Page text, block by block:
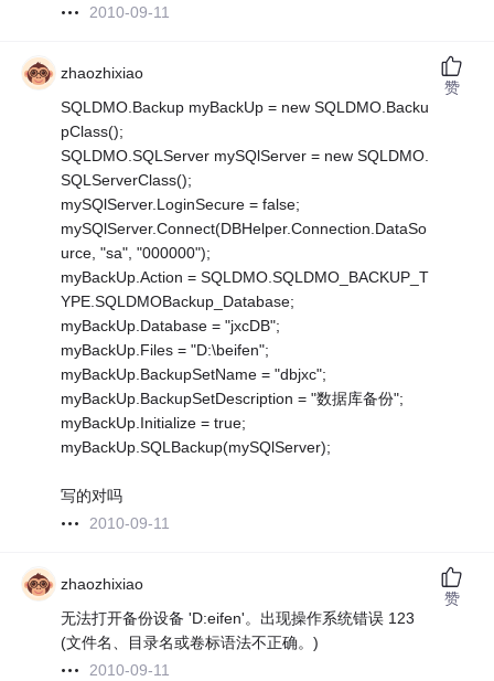
2010-09-11
zhaozhixiao
SQLDMO.Backup myBackUp = new SQLDMO.Backu
pClass();
SQLDMO.SQLServer mySQlServer = new SQLDMO.
SQLServerClass();
mySQlServer.LoginSecure = false;
mySQlServer.Connect(DBHelper.Connection.DataSo
urce, "sa", "000000");
myBackUp.Action = SQLDMO.SQLDMO_BACKUP_T
YPE.SQLDMOBackup_Database;
myBackUp.Database = "jxcDB";
myBackUp.Files = "D:\beifen";
myBackUp.BackupSetName = "dbjxc";
myBackUp.BackupSetDescription = "数据库备份";
myBackUp.Initialize = true;
myBackUp.SQLBackup(mySQlServer);
写的对吗
2010-09-11
赞
zhaozhixiao
无法打开备份设备 'D:eifen'。出现操作系统错误 123
(文件名、目录名或卷标语法不正确。)
2010-09-11
赞